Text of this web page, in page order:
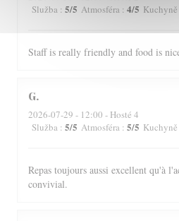
Služba : 5/5 Atmosféra : 4/5 Kuchyně
Staff is really friendly and food is
G
2026-07-29 - 12:00 - Hosté 4
Služba : 5/5 Atmosféra : 5/5 Kuchyně
Repas toujours aussi excellent qu'à
convivial.